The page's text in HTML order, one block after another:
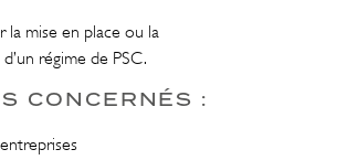
la mise en place ou la
régime de PSC.
CONCERNÉS :